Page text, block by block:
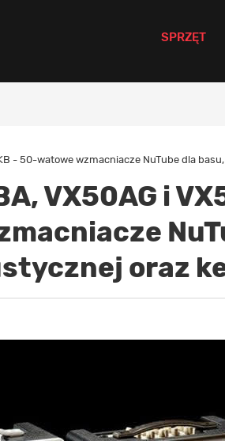
SPRZĘT
- 50-watowe wzmacniacze NuTube dla
VX50AG i
oraz